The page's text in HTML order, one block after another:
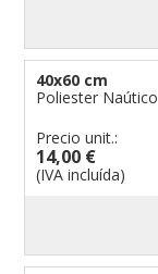
40x60 cm
Poliester Naútico
Precio unit.:
14,00 €
(IVA incluída)